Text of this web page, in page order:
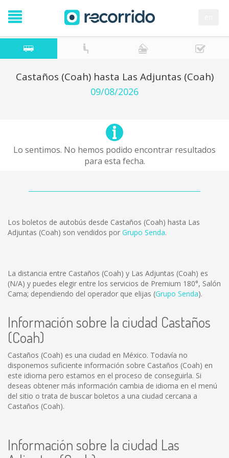
Castaños (Coah) hasta Las Adjuntas (Coah)
09/08/2026
Lo sentimos. No hemos podido encontrar resultados
para esta fecha.
Los boletos de autobús desde Castaños (Coah) hasta Las
Adjuntas (Coah) son vendidos por Grupo Senda.
La distancia entre Castaños (Coah) y Las Adjuntas (Coah) es
(N/A) y puedes elegir entre los servicios de Premium 180°, Salón
Cama; dependiendo del operador que elijas (Grupo Senda).
Información sobre la ciudad Castaños
(Coah)
Castaños (Coah) es una ciudad en México. Todavía no
disponemos suficiente información sobre Castaños (Coah) en
este idioma pero estamos en el proceso de conseguirla. Si
deseas obtener más información cambia de idioma en el menú
del sitio o trata de buscar boletos a una ciudad cercana a
Castaños (Coah).
Información sobre la ciudad Las